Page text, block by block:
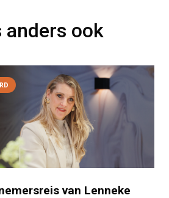
anders ook
van Lenneke